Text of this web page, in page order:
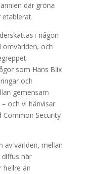
där gröna
etablerat.
i någon
omvärlden, och
som Hans Blix
och
gemensam
och vi hänvisar
Common Security
av världen, mellan
när
hellre än